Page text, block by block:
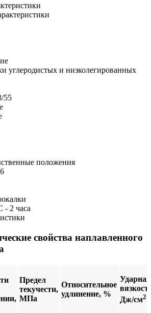
углеродистых и низколегированных
55
положения
- 2 часа
свойства наплавленного
Предел
текучести,
МПа
Относительное
удлинение, %
Ударная
Дж/см2